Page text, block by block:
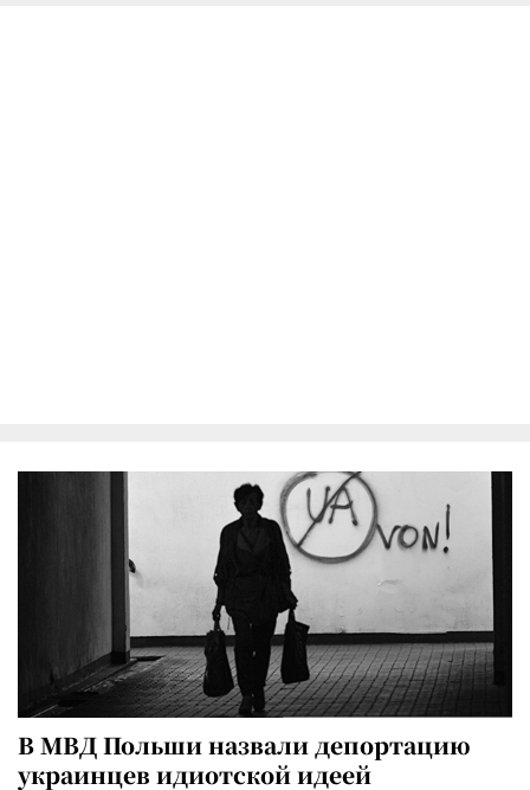
В МВД Польши назвали депортацию
украинцев идиотской идеей